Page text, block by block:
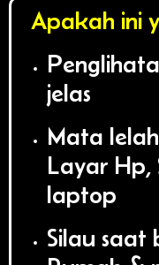
Apakah ini
jelas
Mata
Layar Hp,
laptop
Silau saat